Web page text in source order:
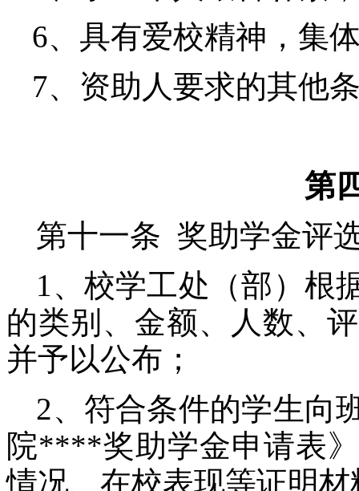
6、 具有爱校精神，集
7、资助人要求的其他
第
第十一条 奖助学金评
1、校学工处（部）根
的类别、金额、人数、
并予以公布；
2、符合条件的学生向
院****奖助学金申请表
情况、在校表现等证明材